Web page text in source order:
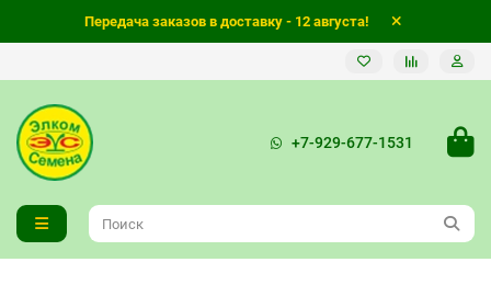
Передача заказов в доставку - 12 августа!
+7-929-677-1531